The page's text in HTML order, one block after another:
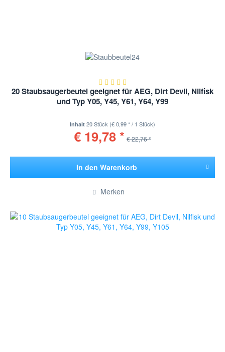
20 Staubsaugerbeutel geeignet für AEG, Dirt Devil, Nilfisk
und Typ Y05, Y45, Y61, Y64, Y99
Inhalt20 Stück (€ 0,99 * / 1 Stück)
€ 19,78 * € 22,76 *
In den Warenkorb
Merken